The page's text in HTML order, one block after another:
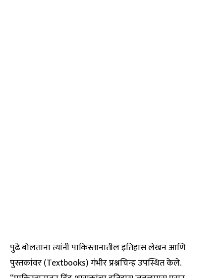
पुढे बोलताना त्यांनी पाकिस्तानातील इतिहास लेखन आणि
पुस्तकांवर (Textbooks) गंभीर प्रश्नचिन्ह उपस्थित केले.